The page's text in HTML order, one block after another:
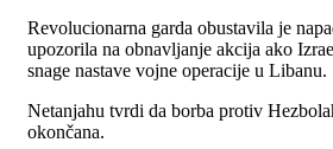
Revolucionarna garda obustavila je
upozorila na obnavljanje akcija ako
snage nastave vojne operacije u Libanu.
Netanjahu tvrdi da borba protiv
okončana.